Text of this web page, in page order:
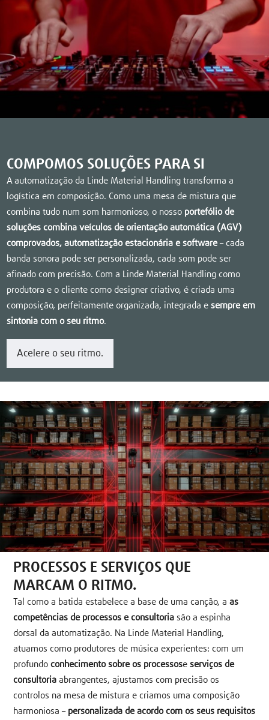
COMPOMOS SOLUÇÕES PARA SI
A automatização da Linde Material Handling transforma a
logística em composição. Como uma mesa de mistura que
combina tudo num som harmonioso, o nosso portefólio de
soluções combina veículos de orientação automática (AGV)
comprovados, automatização estacionária e software– cada
banda sonora pode ser personalizada, cada som pode ser
afinado com precisão. Com a Linde Material Handling como
produtora e o cliente como designer criativo, é criada uma
composição, perfeitamente organizada, integrada esempre em
sintonia com o seu ritmo.
Acelere o seu ritmo.
PROCESSOS E SERVIÇOS QUE
MARCAM O RITMO.
Tal como a batida estabelece a base de uma canção, aas
competências de processos e consultoria são a espinha
dorsal da automatização. Na Linde Material Handling,
atuamos como produtores de música experientes: com um
profundoconhecimento sobre os processoseserviços de
consultoria abrangentes, ajustamos com precisão os
controlos na mesa de mistura e criamos uma composição
harmoniosa – personalizada de acordo com os seus requisitos